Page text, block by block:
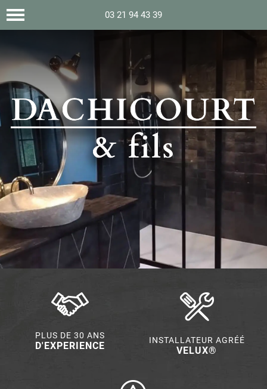
03 21 94 43 39
PLUS DE 30 ANS
D'EXPERIENCE INSTALLATEUR AGRÉÉ
VELUX®